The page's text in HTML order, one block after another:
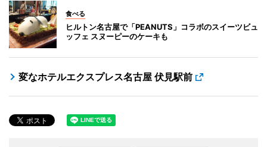
食べる
ヒルトン名古屋で「PEANUTS」コラボのスイーツビュ
ッフェ スヌーピーのケーキも
変なホテルエクスプレス名古屋 伏見駅前